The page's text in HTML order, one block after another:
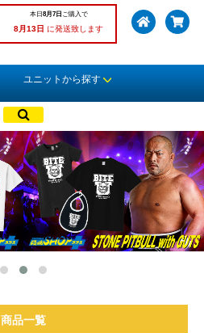
本日 8月7日 ご購入で
8月13日 に発送致します
ユニットから探す
商品一覧